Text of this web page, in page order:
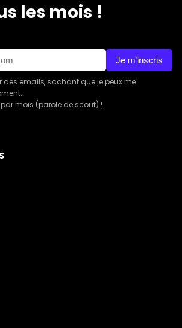
les mois !
Je m’inscris
des emails, sachant que je peux me
mois (parole de scout) !